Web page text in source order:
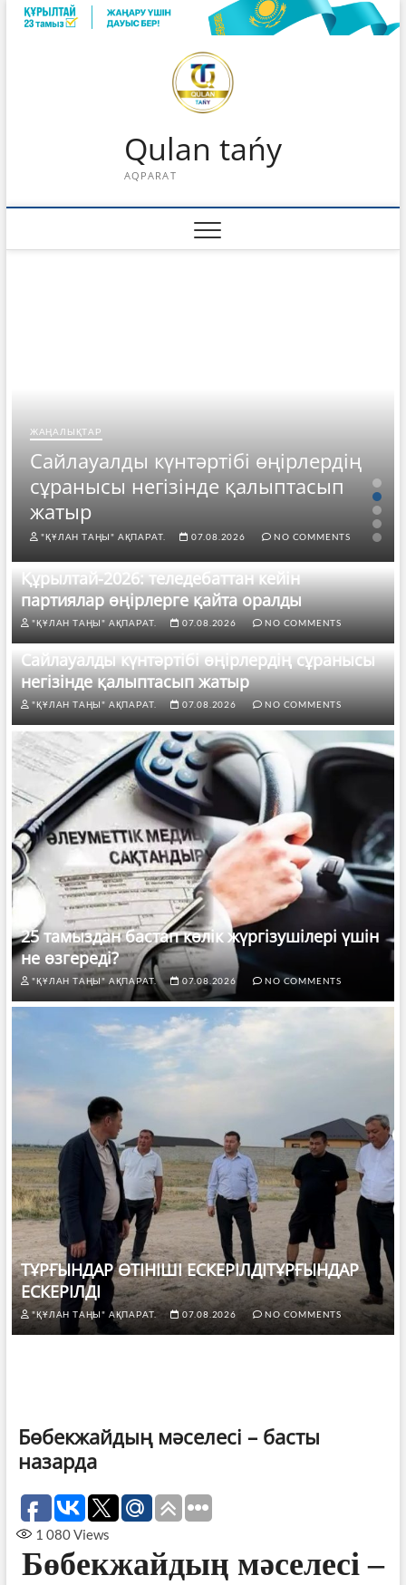
Skip
Qulan tańy
AQPARAT
ЖАҢАЛЫҚТАР
Сайлауалды күнтәртібі өңірлердің
сұранысы негізінде қалыптасып
жатыр
"ҚҰЛАН ТАҢЫ" АҚПАРАТ. 07.08.2026 NO COMMENTS
Құрылтай-2026: теледебаттан кейін
партиялар өңірлерге қайта оралды
"ҚҰЛАН ТАҢЫ" АҚПАРАТ. 07.08.2026 NO COMMENTS
Сайлауалды күнтәртібі өңірлердің сұранысы
негізінде қалыптасып жатыр
"ҚҰЛАН ТАҢЫ" АҚПАРАТ. 07.08.2026 NO COMMENTS
25 тамыздан бастап көлік жүргізушілері үшін
не өзгереді?
"ҚҰЛАН ТАҢЫ" АҚПАРАТ. 07.08.2026 NO COMMENTS
ТҰРҒЫНДАР ӨТІНІШІ ЕСКЕРІЛДІТҰРҒЫНДАР
ЕСКЕРІЛДІ
"ҚҰЛАН ТАҢЫ" АҚПАРАТ. 07.08.2026 NO COMMENTS
Бөбекжайдың мәселесі – басты
назарда
1 080Views
Бөбекжайдың мәселесі –